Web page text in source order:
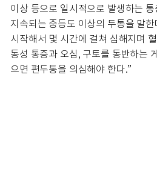
이상 등으로 일시적으로 발생하는
지속되는 중등도 이상의 두통을 말
시작해서 몇 시간에 걸쳐 심해지며
동성 통증과 오심, 구토를 동반하는
으면 편두통을 의심해야 한다.”